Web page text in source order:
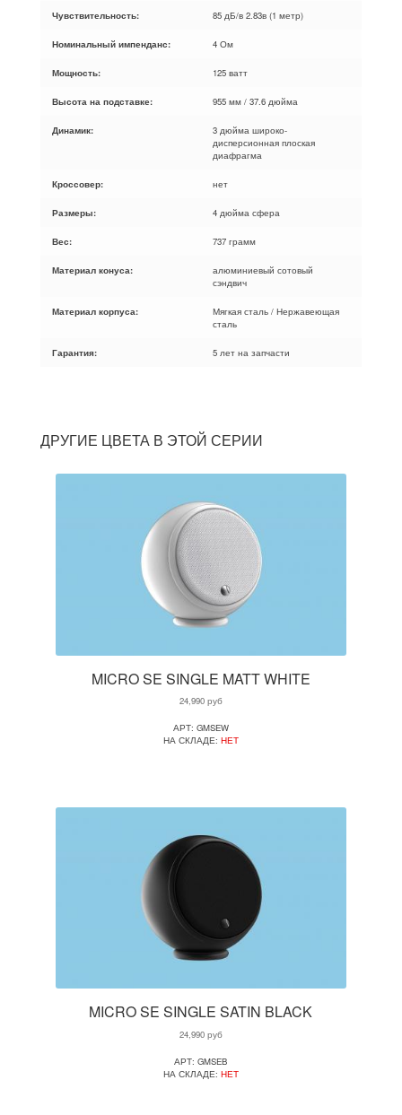
Чувствительность: 85 дБ/в 2.83в (1 метр)
Номинальный импенданс: 4 Ом
Мощность: 125 ватт
Высота на подставке: 955 мм / 37.6 дюйма
Динамик:
3 дюйма широко-
дисперсионная плоская
диафрагма
Кроссовер: нет
Размеры: 4 дюйма сфера
Вес: 737 грамм
Материал конуса:
алюминиевый сотовый
сэндвич
Материал корпуса:
Мягкая сталь / Нержавеющая
сталь
Гарантия: 5 лет на запчасти
ДРУГИЕ ЦВЕТА В ЭТОЙ СЕРИИ
MICRO SE SINGLE MATT WHITE
24,990руб
АРТ: GMSEW
НА СКЛАДЕ: НЕТ
MICRO SE SINGLE SATIN BLACK
24,990руб
АРТ: GMSEB
НА СКЛАДЕ: НЕТ